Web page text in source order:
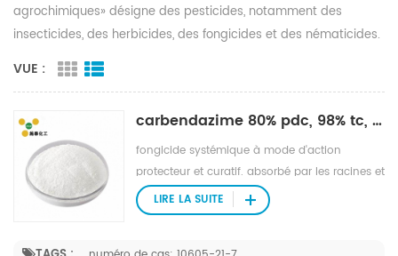
agrochimiques» désigne des pesticides, notamment des
insecticides, des herbicides, des fongicides et des nématicides.
VUE :
carbendazime 80% pdc, 98% tc, 40% sc, 50% wp / sc
fongicide systémique à mode d'action
protecteur et curatif. absorbé par les racines et
les tissus verts, avec translocation acropète.
agit en inhibant le développement des tubes
LIRE LA SUITE